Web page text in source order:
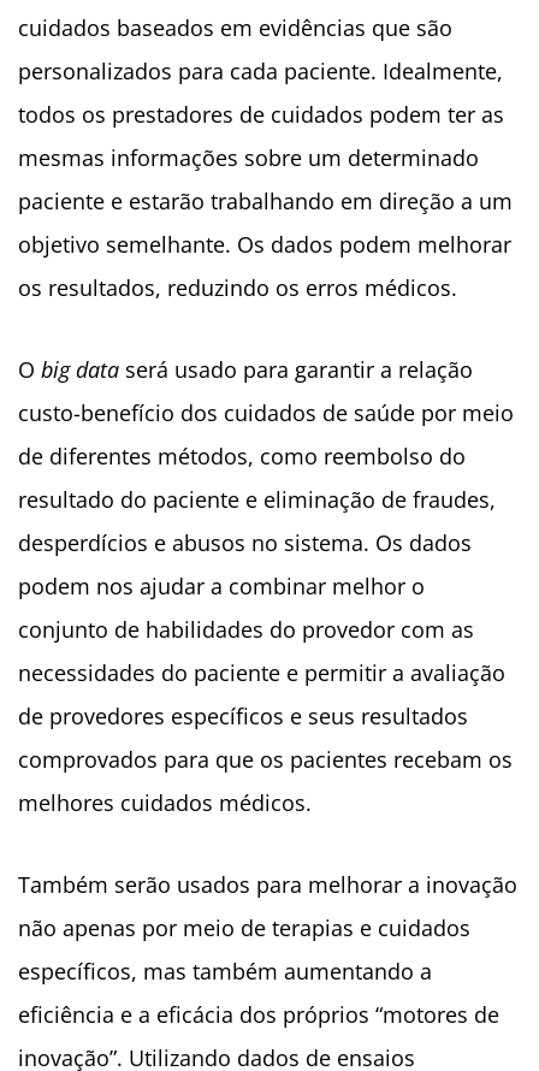
cuidados baseados em evidências que são
personalizados para cada paciente. Idealmente,
todos os prestadores de cuidados podem ter as
mesmas informações sobre um determinado
paciente e estarão trabalhando em direção a um
objetivo semelhante. Os dados podem melhorar
os resultados, reduzindo os erros médicos.
O big data será usado para garantir a relação
custo-benefício dos cuidados de saúde por meio
de diferentes métodos, como reembolso do
resultado do paciente e eliminação de fraudes,
desperdícios e abusos no sistema. Os dados
podem nos ajudar a combinar melhor o
conjunto de habilidades do provedor com as
necessidades do paciente e permitir a avaliação
de provedores específicos e seus resultados
comprovados para que os pacientes recebam os
melhores cuidados médicos.
Também serão usados para melhorar a inovação
não apenas por meio de terapias e cuidados
específicos, mas também aumentando a
eficiência e a eficácia dos próprios “motores de
inovação”. Utilizando dados de ensaios